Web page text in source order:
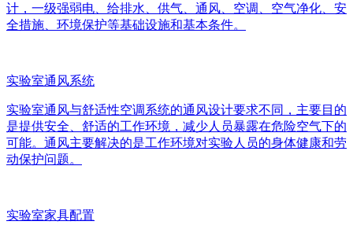
计，一级强弱电、给排水、供气、通风、空调、空气净化、安
全措施、环境保护等基础设施和基本条件。
实验室通风系统
实验室通风与舒适性空调系统的通风设计要求不同，主要目的
是提供安全、舒适的工作环境，减少人员暴露在危险空气下的
可能。通风主要解决的是工作环境对实验人员的身体健康和劳
动保护问题。
实验室家具配置